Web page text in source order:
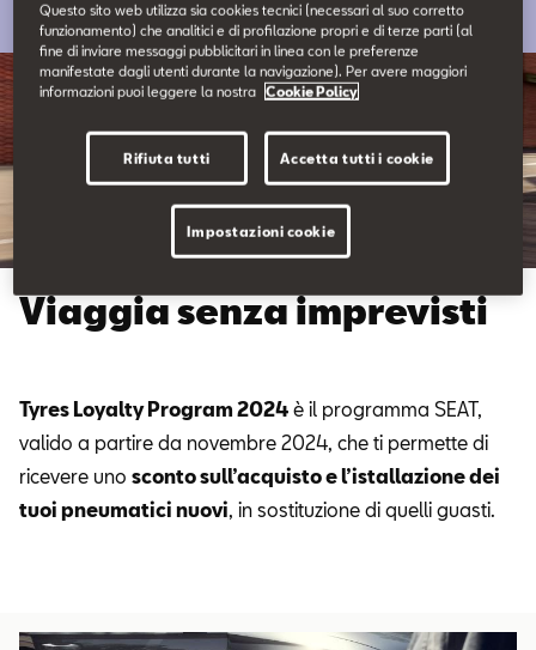
Configuratore
Viaggia senza imprevisti
Tyres Loyalty Program 2024 è il programma SEAT,
valido a partire da novembre 2024, che ti permette di
ricevere uno sconto sull’acquisto e l’istallazione dei
tuoi pneumatici nuovi, in sostituzione di quelli guasti.
Questo sito web utilizza sia cookies tecnici (necessari al suo corretto
funzionamento) che analitici e di profilazione propri e di terze parti (al
fine di inviare messaggi pubblicitari in linea con le preferenze
manifestate dagli utenti durante la navigazione). Per avere maggiori
informazioni puoi leggere la nostra
Cookie Policy
Rifiuta tutti Accetta tutti i cookie
Impostazioni cookie